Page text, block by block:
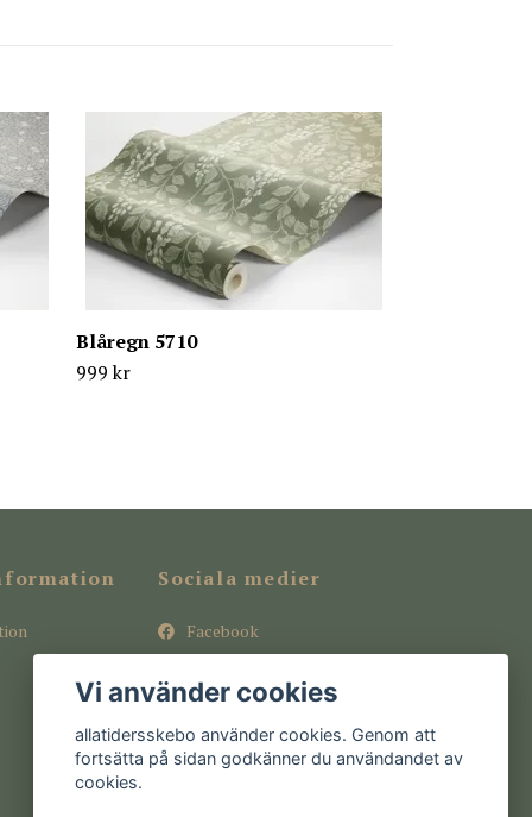
Blåregn 5710
999 kr
Sociala medier
Facebook
Pinterest
Vi använder cookies
allatidersskebo använder cookies. Genom att
fortsätta på sidan godkänner du användandet av
cookies.